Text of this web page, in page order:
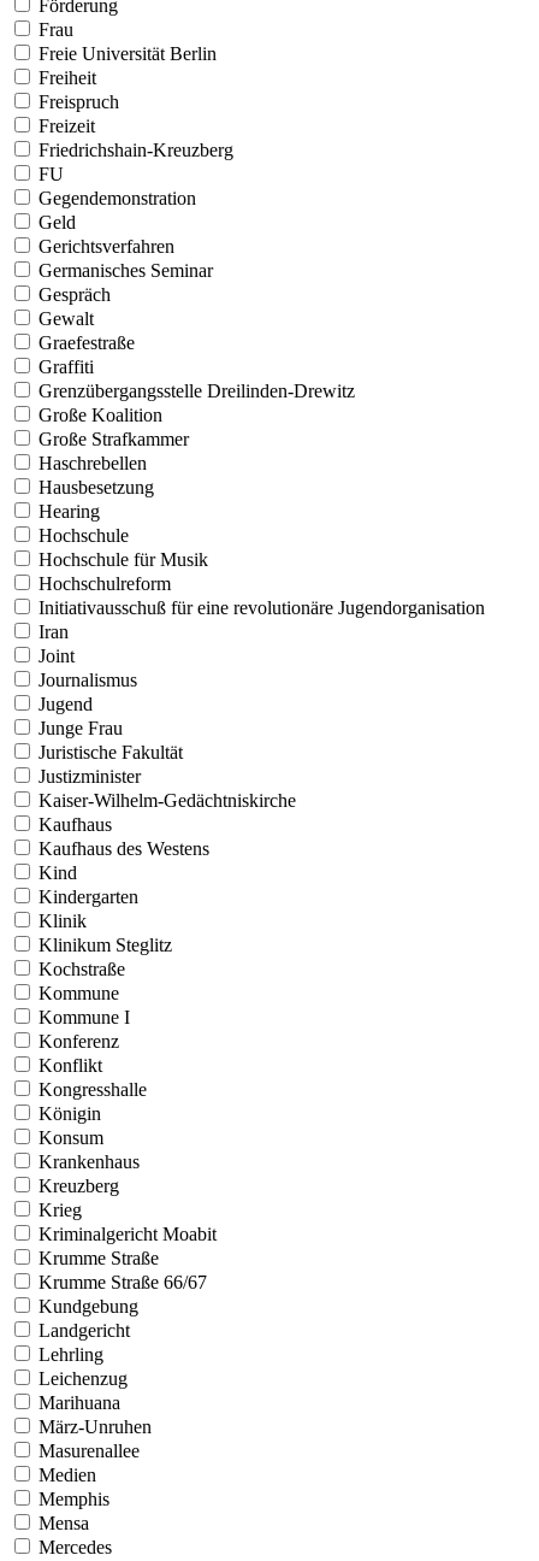
Förderung
Frau
Freie Universität Berlin
Freiheit
Freispruch
Freizeit
Friedrichshain-Kreuzberg
FU
Gegendemonstration
Geld
Gerichtsverfahren
Germanisches Seminar
Gespräch
Gewalt
Graefestraße
Graffiti
Grenzübergangsstelle Dreilinden-Drewitz
Große Koalition
Große Strafkammer
Haschrebellen
Hausbesetzung
Hearing
Hochschule
Hochschule für Musik
Hochschulreform
Initiativausschuß für eine revolutionäre Jugendorganisation
Iran
Joint
Journalismus
Jugend
Junge Frau
Juristische Fakultät
Justizminister
Kaiser-Wilhelm-Gedächtniskirche
Kaufhaus
Kaufhaus des Westens
Kind
Kindergarten
Klinik
Klinikum Steglitz
Kochstraße
Kommune
Kommune I
Konferenz
Konflikt
Kongresshalle
Königin
Konsum
Krankenhaus
Kreuzberg
Krieg
Kriminalgericht Moabit
Krumme Straße
Krumme Straße 66/67
Kundgebung
Landgericht
Lehrling
Leichenzug
Marihuana
März-Unruhen
Masurenallee
Medien
Memphis
Mensa
Mercedes